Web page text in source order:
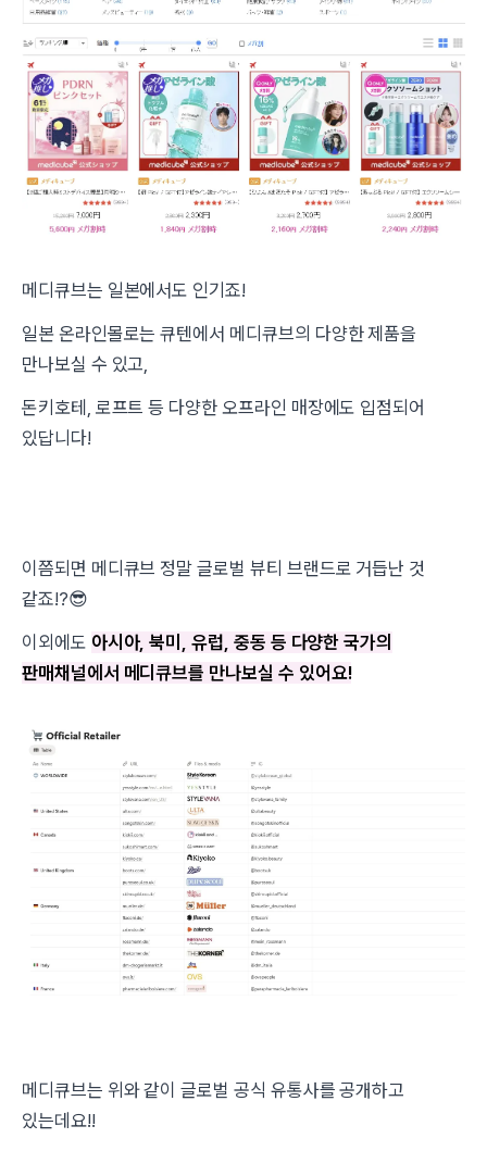
메디큐브는 일본에서도 인기죠!
일본 온라인몰로는 큐텐에서 메디큐브의 다양한 제품을
만나보실 수 있고,
돈키호테, 로프트 등 다양한 오프라인 매장에도 입점되어
있답니다!
이쯤되면 메디큐브 정말 글로벌 뷰티 브랜드로 거듭난 것
같죠!?😎
이외에도 아시아, 북미, 유럽, 중동 등 다양한 국가의
판매채널에서 메디큐브를 만나보실 수 있어요!
메디큐브는 위와 같이 글로벌 공식 유통사를 공개하고
있는데요!!